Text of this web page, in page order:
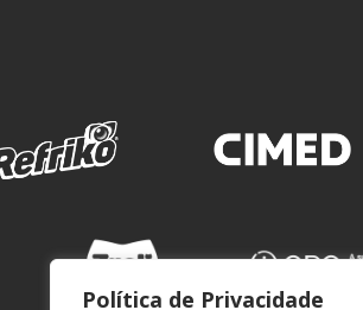
Política de Privacidade